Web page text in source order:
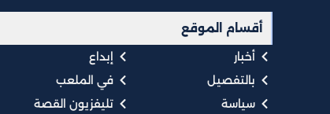
أقسام الموقع
أخبار
بالتفصيل
سياسة
إبداع
في الملعب
تليفزيون القصة